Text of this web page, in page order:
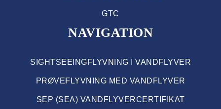
GTC
NAVIGATION
SIGHTSEEINGFLYVNING I VANDFLYVER
PRØVEFLYVNING MED VANDFLYVER
SEP (SEA) VANDFLYVERCERTIFIKAT